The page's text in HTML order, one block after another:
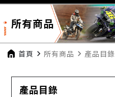
所有商品
首頁 navigate_next 所有商品 navigate_next 產品目錄
產品目錄